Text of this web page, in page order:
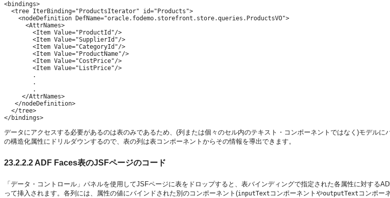
<bindings>
  <tree IterBinding="ProductsIterator" id="Products">
    <nodeDefinition DefName="oracle.fodemo.storefront.store.queries.ProductsVO">
      <AttrNames>
        <Item Value="ProductId"/>
        <Item Value="SupplierId"/>
        <Item Value="CategoryId"/>
        <Item Value="ProductName"/>
        <Item Value="CostPrice"/>
        <Item Value="ListPrice"/>
        .
        .
        .
     </AttrNames>
   </nodeDefinition>
  </tree>
データにアクセスする必要があるのは表のみであるため、(列または個々のセル内のテキスト・コンポーネントではなく)モデル
の構造化属性にドリルダウンするので、表の列は表コンポーネントからその情報を導出できます。
23.2.2.2 ADF Faces表のJSFページのコード
「データ・コントロール」パネルを使用してJSFページに表をドロップすると、表バインディングで指定された各属性に対する
って挿入されます。各列には、属性の値にバインドされた別のコンポーネント(inputText コンポーネントやoutputText コンポー